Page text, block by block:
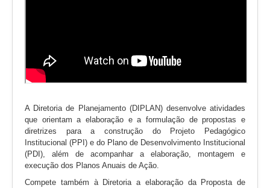
A Diretoria de Planejamento (DIPLAN) desenvolve atividades
que orientam a elaboração e a formulação de propostas e
diretrizes para a construção do Projeto Pedagógico
Institucional (PPI) e do Plano de Desenvolvimento Institucional
(PDI), além de acompanhar a elaboração, montagem e
execução dos Planos Anuais de Ação.
Compete também à Diretoria a elaboração da Proposta de